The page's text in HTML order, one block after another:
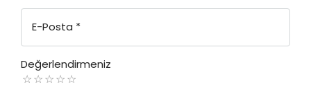
E-Posta *
Değerlendirmeniz